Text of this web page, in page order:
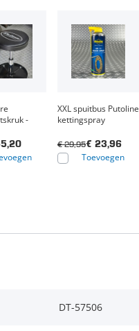
-
XXL spuitbus Putoline
kettingspray
€ 23,96
€ 29,95
Toevoegen
DT-57506